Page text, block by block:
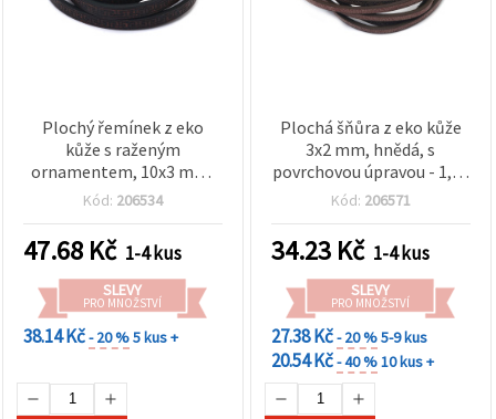
Plochý řemínek z eko
kůže s raženým
ornamentem, 10x3 mm,
tmavě hnědá - 1,20 m
Kód: 206534
47.68 Kč 1-4 kus
SLEVY
PRO MNOŽSTVÍ
38.14 Kč- 20 %5 kus +
Plochá šňůra z eko kůže
3x2 mm, hnědá, s
povrchovou úpravou - 1,20
m
Kód: 206571
34.23 Kč 1-4 kus
SLEVY
PRO MNOŽSTVÍ
27.38 Kč- 20 %5-9 kus
20.54 Kč- 40 %10 kus +